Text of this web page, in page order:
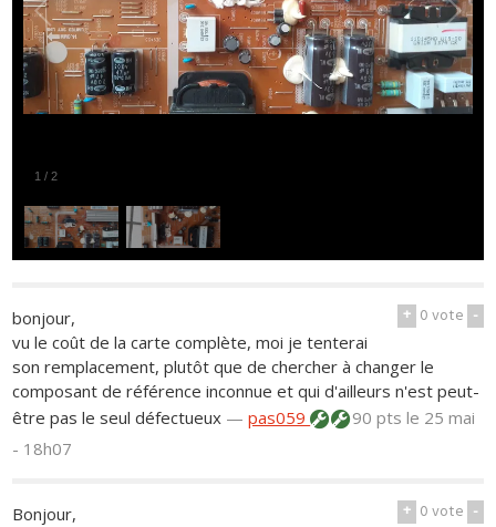
1 /2
+ 0vote -
bonjour,
vu le coût de la carte complète, moi je tenterai
son remplacement, plutôt que de chercher à changer le
composant de référence inconnue et qui d'ailleurs n'est peut-
être pas le seul défectueux —pas059 90 ptsle 25 mai
- 18h07
+ 0vote -
Bonjour,